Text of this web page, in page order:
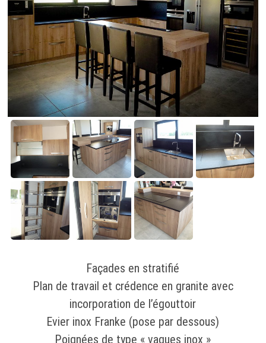
Façades en stratifié
Plan de travail et crédence en granite avec
incorporation de l’égouttoir
Evier inox Franke (pose par dessous)
Poignées de type « vagues inox »